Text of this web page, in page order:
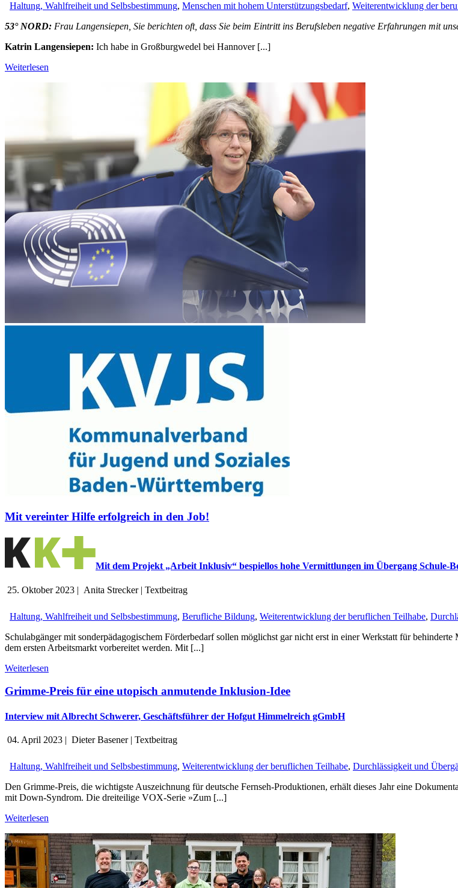
Haltung, Wahlfreiheit und Selbsbestimmung, Menschen mit hohem Unterstützungsbedarf, Weiterentwicklung der
53° NORD: Frau Langensiepen, Sie berichten oft, dass Sie beim Eintritt ins Berufsleben negative Erfahrungen mit
Katrin Langensiepen: Ich habe in Großburgwedel bei Hannover [...]
Weiterlesen
Mit vereinter Hilfe erfolgreich in den Job!
Mit dem Projekt „Arbeit Inklusiv“ bespiellos hohe Vermittlungen im Übergang Schule-
25. Oktober 2023 | Anita Strecker| Textbeitrag
Haltung, Wahlfreiheit und Selbsbestimmung, Berufliche Bildung, Weiterentwicklung der beruflichen Teilhabe,
Schulabgänger mit sonderpädagogischem Förderbedarf sollen möglichst gar nicht erst in einer Werkstatt für
dem ersten Arbeitsmarkt vorbereitet werden. Mit [...]
Weiterlesen
Grimme-Preis für eine utopisch anmutende Inklusion-Idee
Interview mit Albrecht Schwerer, Geschäftsführer der Hofgut Himmelreich gGmbH
04. April 2023 | Dieter Basener| Textbeitrag
Haltung, Wahlfreiheit und Selbsbestimmung, Weiterentwicklung der beruflichen Teilhabe, Durchlässigkeit und
Den Grimme-Preis, die wichtigste Auszeichnung für deutsche Fernseh-Produktionen, erhält dieses Jahr eine
mit Down-Syndrom. Die dreiteilige VOX-Serie »Zum [...]
Weiterlesen